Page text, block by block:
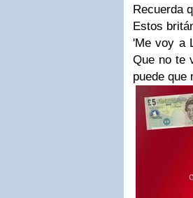
Recuerda
Estos
'Me voy a
Que no te
puede que